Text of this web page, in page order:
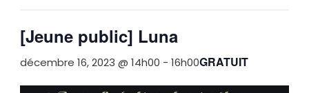
[Jeune public] Luna
décembre 16, 2023 @ 14h00 - 16h00GRATUIT